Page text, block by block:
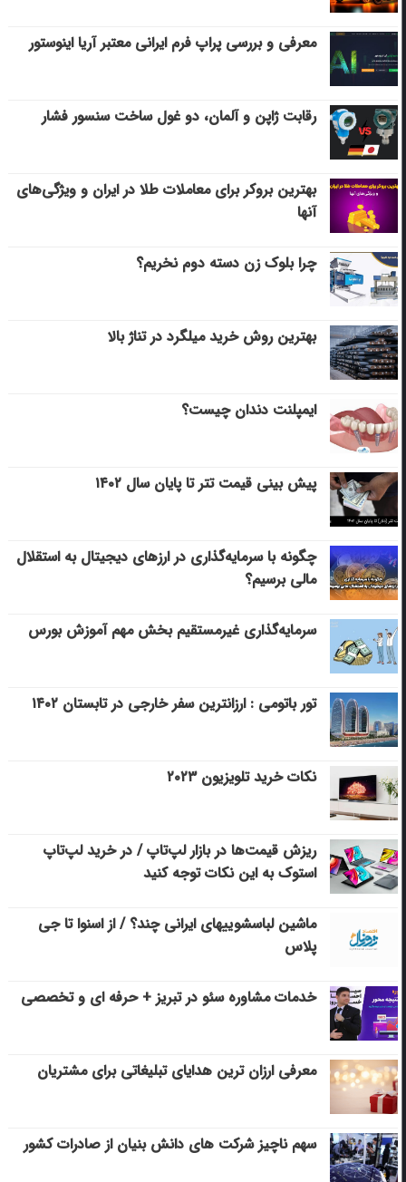
معرفی و بررسی پراپ فرم ایرانی معتبر آریا اینوستور
رقابت ژاپن و آلمان، دو غول ساخت سنسور فشار
بهترین بروکر برای معاملات طلا در ایران و ویژگی‌های
آنها
چرا بلوک زن دسته دوم نخریم؟
بهترین روش خرید میلگرد در تناژ بالا
ایمپلنت دندان چیست؟
پیش بینی قیمت تتر تا پایان سال ۱۴۰۲
چگونه با سرمایه‌گذاری در ارزهای دیجیتال به استقلال
مالی برسیم؟
سرمایه‌گذاری غیرمستقیم بخش مهم آموزش بورس
تور باتومی : ارزانترین سفر خارجی در تابستان ۱۴۰۲
نکات خرید تلویزیون ۲۰۲۳
ریزش قیمت‌ها در بازار لپ‌تاپ / در خرید لپ‌تاپ
استوک به این نکات توجه کنید
ماشین لباسشویی‎های ایرانی چند؟ / از اسنوا تا جی
پلاس
خدمات مشاوره سئو در تبریز + حرفه ای و تخصصی
معرفی ارزان ترین هدایای تبلیغاتی برای مشتریان
سهم ناچیز شرکت های دانش بنیان از صادرات کشور